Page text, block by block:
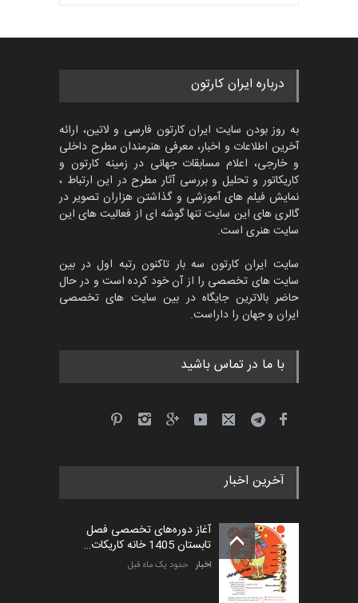
پنجمین مسابقۀ بین‌المللی
کارتون CARTUNION ، …
جشنواره بین‌المللی کارتون
مدارس پرتغال، ۲۰۲۷
مهلت 4 ماه دیگر
پنجمین مسابقۀ بین‌المللی
کارتون طنز «کلاه‌ای…
مهلت
گالری حدود یک ماه قبل
درباره ایران کارتون
به روز بودن سایت ایران کارتون فارسی و لاتین، ارائه
آخرین اطلاعات و اخبار، معرفی هنرمندان مطرح داخلی
و خارجی، اعلام مسابقات جهانی در زمینه کارتون و
کاریکاتور و تحلیل و بررسی آثار مطرح در این ارتباط ،
نمایش فیلم های آموزشی و گذاشتن هزاران تصویر در
گالری های این سایت تنها گوشه ای از فعالیت های این
سایت هنری است.
سایت ایران کارتون سه بار تاکنون رتبه اول در بین
سایت های تخصصی را از آن خود کرده است و در حال
حاضر بالاترین جایگاه در بین سایت های تخصصی
ایران و جهان را داراست.
با ما در تماس باشید
آخرین اخبار
آغاز دوره‌های تخصصی فصل
تابستان 1405 خانه کاریکات…
اخبار حدود یک ماه قبل